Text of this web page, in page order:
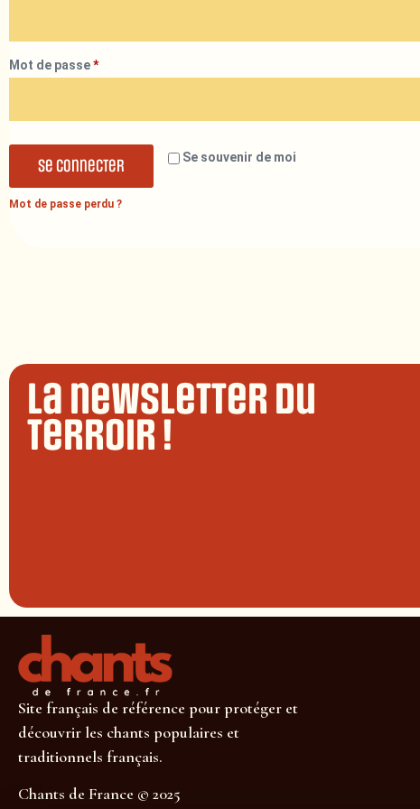
Mot de passe*
Se souvenir de moi
Se connecter
Mot de passe perdu ?
La newsletter du
terroir !
Site français de référence pour protéger et
découvrir les chants populaires et
traditionnels français.
Chants de France © 2025